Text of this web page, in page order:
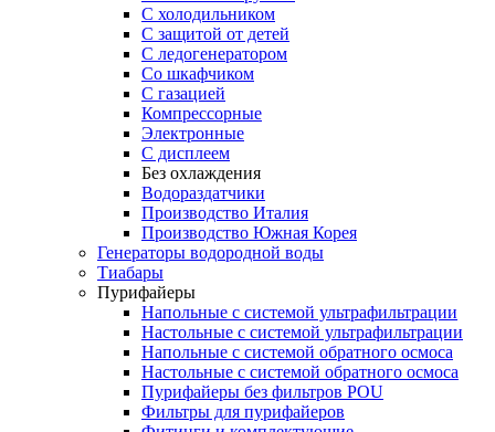
С холодильником
С защитой от детей
С ледогенератором
Со шкафчиком
С газацией
Компрессорные
Электронные
С дисплеем
Без охлаждения
Водораздатчики
Производство Италия
Производство Южная Корея
Генераторы водородной воды
Тиабары
Пурифайеры
Напольные с системой ультрафильтрации
Настольные с системой ультрафильтрации
Напольные с системой обратного осмоса
Настольные с системой обратного осмоса
Пурифайеры без фильтров POU
Фильтры для пурифайеров